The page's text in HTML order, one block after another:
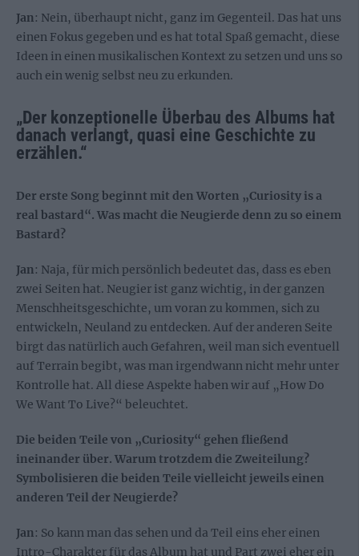
Jan: Nein, überhaupt nicht, ganz im Gegenteil. Das hat uns
einen Fokus gegeben und es hat total Spaß gemacht, diese
Ideen in einen musikalischen Kontext zu setzen und uns so
auch ein wenig selbst neu zu erkunden.
„Der konzeptionelle Überbau des Albums hat
danach verlangt, quasi eine Geschichte zu
erzählen.“
Der erste Song beginnt mit den Worten „Curiosity is a
real bastard“. Was macht die Neugierde denn zu so einem
Bastard?
Jan: Naja, für mich persönlich bedeutet das, dass es eben
zwei Seiten hat. Neugier ist ganz wichtig, in der ganzen
Menschheitsgeschichte, um voran zu kommen, sich zu
entwickeln, Neuland zu entdecken. Auf der anderen Seite
birgt das natürlich auch Gefahren, weil man sich eventuell
auf Terrain begibt, was man irgendwann nicht mehr unter
Kontrolle hat. All diese Aspekte haben wir auf „How Do
We Want To Live?“ beleuchtet.
Die beiden Teile von „Curiosity“ gehen fließend
ineinander über. Warum trotzdem die Zweiteilung?
Symbolisieren die beiden Teile vielleicht jeweils einen
anderen Teil der Neugierde?
Jan: So kann man das sehen und da Teil eins eher einen
Intro-Charakter für das Album hat und Part zwei eher ein